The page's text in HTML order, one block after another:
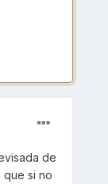
de
si no